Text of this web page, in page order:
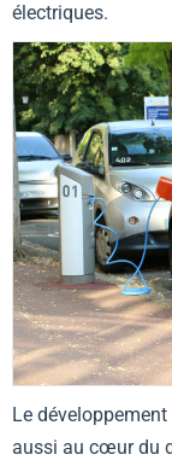
électriques.
Le
aussi au cœur du